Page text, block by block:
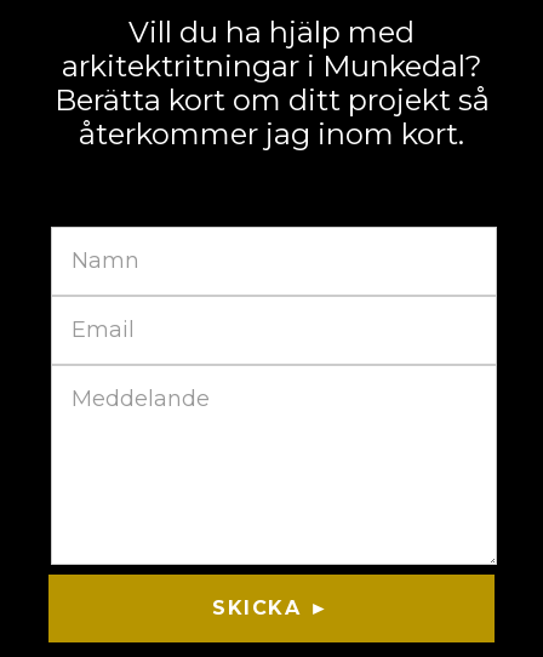
Vill du ha hjälp med
arkitektritningar i Munkedal?
Berätta kort om ditt projekt så
återkommer jag inom kort.
SKICKA ►